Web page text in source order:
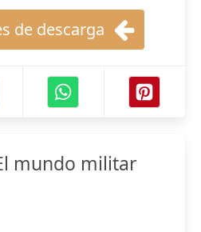
de descarga
mundo militar